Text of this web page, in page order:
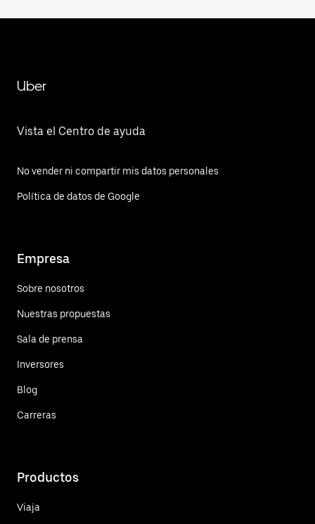
Uber
Vista el Centro de ayuda
No vender ni compartir mis datos personales
Política de datos de Google
Empresa
Sobre nosotros
Nuestras propuestas
Sala de prensa
Inversores
Blog
Carreras
Productos
Viaja